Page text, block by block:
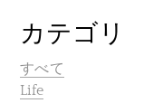
カテゴリ
すべて
Life